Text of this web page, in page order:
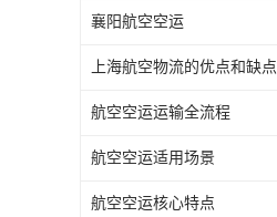
襄阳航空空运
上海航空物流的优点和缺点
航空空运运输全流程
航空空运适用场景
航空空运核心特点